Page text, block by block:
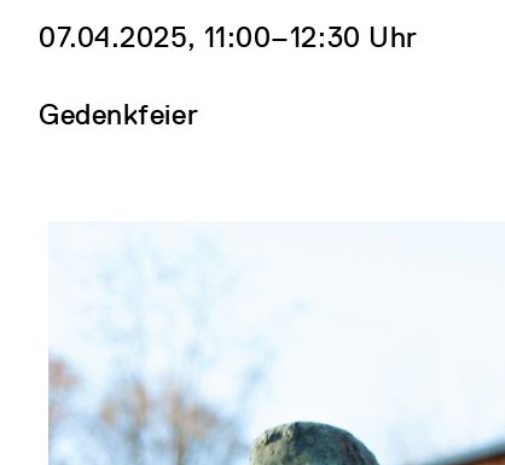
07.04.2025, 11:00‒12:30 Uhr
Gedenkfeier